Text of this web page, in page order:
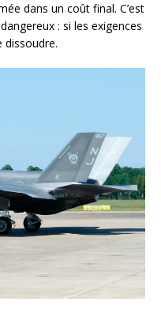
dans un coût final. C’est
: si les exigences
dissoudre.